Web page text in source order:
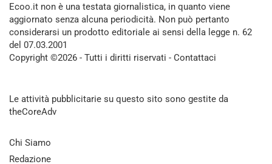
Ecoo.it non è una testata giornalistica, in quanto viene
aggiornato senza alcuna periodicità. Non può pertanto
considerarsi un prodotto editoriale ai sensi della legge n. 62
del 07.03.2001
Copyright ©2026 - Tutti i diritti riservati - Contattaci
Le attività pubblicitarie su questo sito sono gestite da
theCoreAdv
Chi Siamo
Redazione